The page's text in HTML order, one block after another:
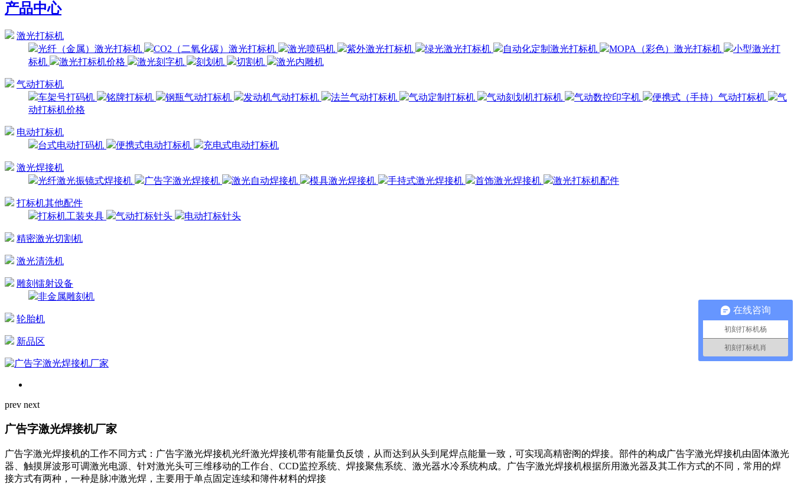
产品中心
激光打标机
光纤（金属）激光打标机
CO2（二氧化碳）激光打标机 激光喷码机 紫外激光打标机 绿光激光打标机 自动化定制激光打标机 MOPA（彩色）激光打标机
小型激光打
标机
激光打标机价格 激光刻字机 刻划机 切割机 激光内雕机
气动打标机
车架号打码机
铭牌打标机 钢瓶气动打标机 发动机气动打标机 法兰气动打标机 气动定制打标机 气动刻划机打标机 气动数控印字机 便携式（手持）气动打标机
气
动打标机价格
电动打标机
台式电动打码机
便携式电动打标机 充电式电动打标机
激光焊接机
光纤激光振镜式焊接机
广告字激光焊接机 激光自动焊接机 模具激光焊接机 手持式激光焊接机 首饰激光焊接机 激光打标机配件
打标机其他配件
打标机工装夹具
气动打标针头 电动打标针头
精密激光切割机
激光清洗机
雕刻镭射设备
非金属雕刻机
轮胎机
新品区
prev next
广告字激光焊接机厂家
广告字激光焊接机的工作不同方式：广告字激光焊接机光纤激光焊接机带有能量负反馈，从而达到从头到尾焊点能量一致，可实现高精密阁的焊接。部件的构成广告字激光焊接机由固体激光
器、触摸屏波形可调激光电源、针对激光头可三维移动的工作台、CCD监控系统、焊接聚焦系统、激光器水冷系统构成。广告字激光焊接机根据所用激光器及其工作方式的不同，常用的焊
接方式有两种，一种是脉冲激光焊，主要用于单点固定连续和簿件材料的焊接
在线咨询
初刻打标机杨
初刻打标机肖